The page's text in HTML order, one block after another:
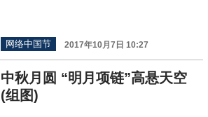
网络中国节 2017年10月7日 10:27
中秋月圆 “明月项链”高悬天空
(组图)